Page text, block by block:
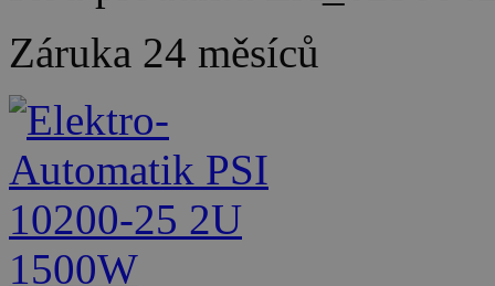
Záruka 24 měsíců